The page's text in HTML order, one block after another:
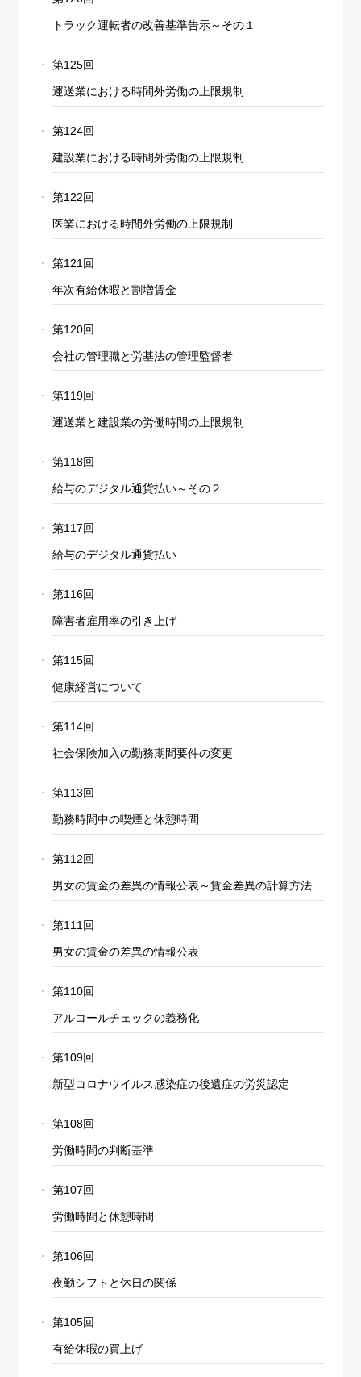
トラック運転者の改善基準告示～その１
第125回
運送業における時間外労働の上限規制
第124回
建設業における時間外労働の上限規制
第122回
医業における時間外労働の上限規制
第121回
年次有給休暇と割増賃金
第120回
会社の管理職と労基法の管理監督者
第119回
運送業と建設業の労働時間の上限規制
第118回
給与のデジタル通貨払い～その２
第117回
給与のデジタル通貨払い
第116回
障害者雇用率の引き上げ
第115回
健康経営について
第114回
社会保険加入の勤務期間要件の変更
第113回
勤務時間中の喫煙と休憩時間
第112回
男女の賃金の差異の情報公表～賃金差異の計算方法
第111回
男女の賃金の差異の情報公表
第110回
アルコールチェックの義務化
第109回
新型コロナウイルス感染症の後遺症の労災認定
第108回
労働時間の判断基準
第107回
労働時間と休憩時間
第106回
夜勤シフトと休日の関係
第105回
有給休暇の買上げ